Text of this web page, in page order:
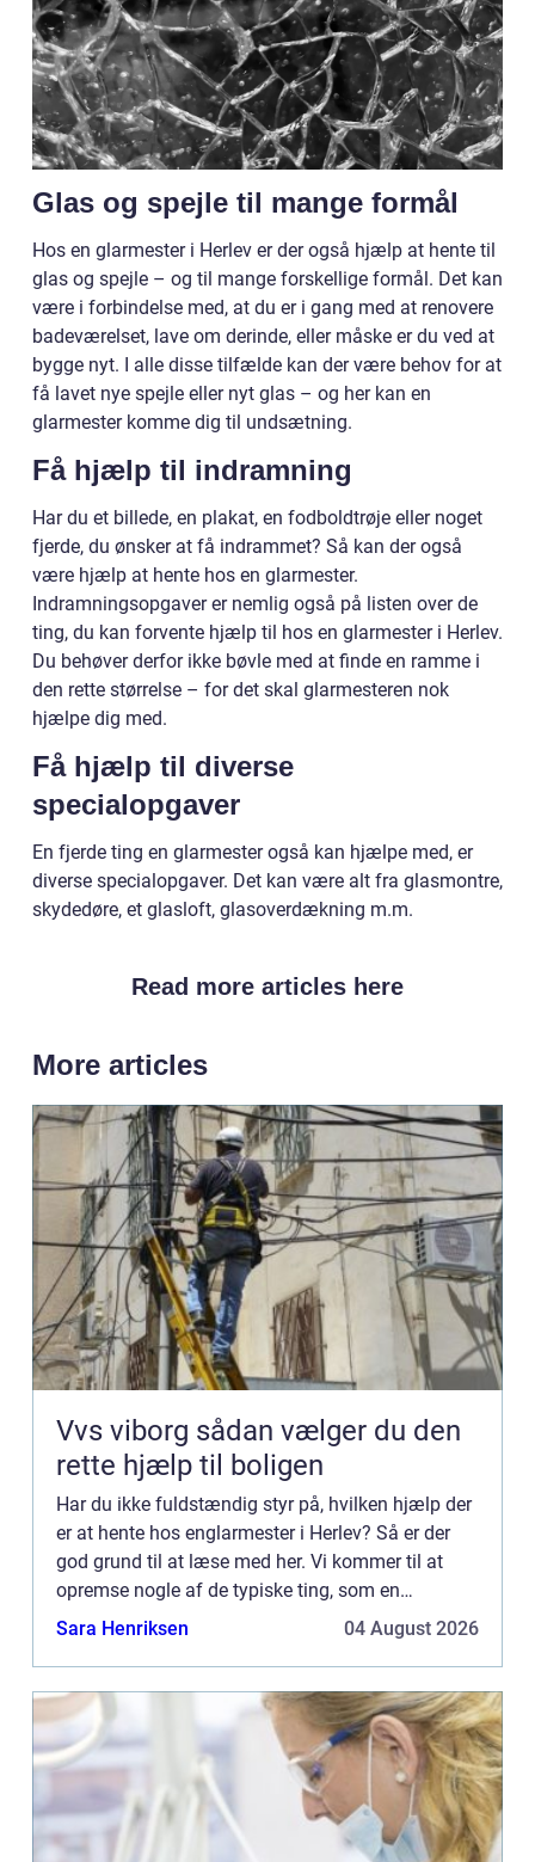
Glas og spejle til mange formål
Hos en glarmester i Herlev er der også hjælp at hente til
glas og spejle – og til mange forskellige formål. Det kan
være i forbindelse med, at du er i gang med at renovere
badeværelset, lave om derinde, eller måske er du ved at
bygge nyt. I alle disse tilfælde kan der være behov for at
få lavet nye spejle eller nyt glas – og her kan en
glarmester komme dig til undsætning.
Få hjælp til indramning
Har du et billede, en plakat, en fodboldtrøje eller noget
fjerde, du ønsker at få indrammet? Så kan der også
være hjælp at hente hos en glarmester.
Indramningsopgaver er nemlig også på listen over de
ting, du kan forvente hjælp til hos en glarmester i Herlev.
Du behøver derfor ikke bøvle med at finde en ramme i
den rette størrelse – for det skal glarmesteren nok
hjælpe dig med.
Få hjælp til diverse
specialopgaver
En fjerde ting en glarmester også kan hjælpe med, er
diverse specialopgaver. Det kan være alt fra glasmontre,
skydedøre, et glasloft, glasoverdækning m.m.
Read more articles here
More articles
Vvs viborg sådan vælger du den
rette hjælp til boligen
Har du ikke fuldstændig styr på, hvilken hjælp der
er at hente hos englarmester i Herlev? Så er der
god grund til at læse med her. Vi kommer til at
opremse nogle af de typiske ting, som en
glarmester arbejder med – og mon ikke du vil
Sara Henriksen 04 August 2026